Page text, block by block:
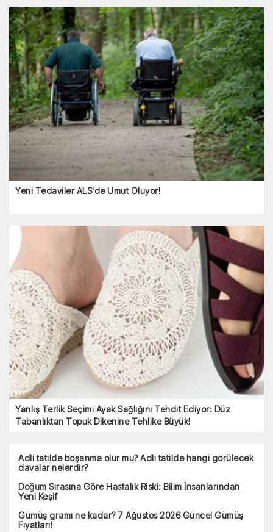
Yeni Tedaviler ALS'de Umut Oluyor!
Yanlış Terlik Seçimi Ayak Sağlığını Tehdit Ediyor: Düz
Tabanlıktan Topuk Dikenine Tehlike Büyük!
Adli tatilde boşanma olur mu? Adli tatilde hangi görülecek
davalar nelerdir?
Doğum Sırasına Göre Hastalık Riski: Bilim İnsanlarından
Yeni Keşif
Gümüş gramı ne kadar? 7 Ağustos 2026 Güncel Gümüş
Fiyatları!